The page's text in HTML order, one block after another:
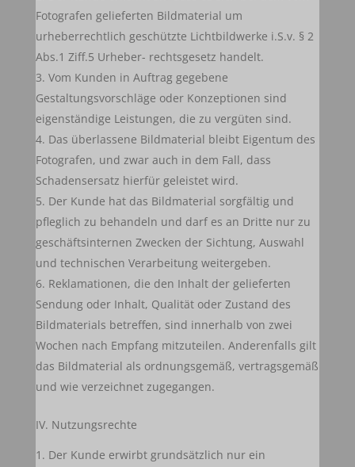
Fotografen gelieferten Bildmaterial um
urheberrechtlich geschützte Lichtbildwerke i.S.v. § 2
Abs.1 Ziff.5 Urheber- rechtsgesetz handelt.
Vom Kunden in Auftrag gegebene
Gestaltungsvorschläge oder Konzeptionen sind
eigenständige Leistungen, die zu vergüten sind.
Das überlassene Bildmaterial bleibt Eigentum des
Fotografen, und zwar auch in dem Fall, dass
Schadensersatz hierfür geleistet wird.
Der Kunde hat das Bildmaterial sorgfältig und
pfleglich zu behandeln und darf es an Dritte nur zu
geschäftsinternen Zwecken der Sichtung, Auswahl
und technischen Verarbeitung weitergeben.
Reklamationen, die den Inhalt der gelieferten
Sendung oder Inhalt, Qualität oder Zustand des
Bildmaterials betreffen, sind innerhalb von zwei
Wochen nach Empfang mitzuteilen. Anderenfalls gilt
das Bildmaterial als ordnungsgemäß, vertragsgemäß
und wie verzeichnet zugegangen.
IV. Nutzungsrechte
Der Kunde erwirbt grundsätzlich nur ein